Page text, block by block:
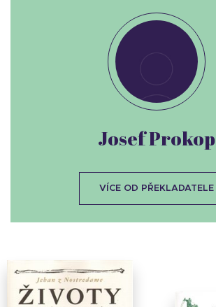
Josef Prokop
VÍCE OD PŘEKLADATELE